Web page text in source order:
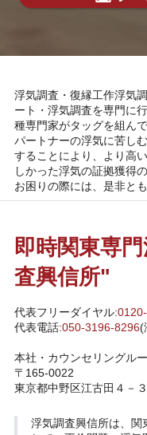
浮気調査・復縁工作浮気
ート・浮気調査を専門に
種専門家がタッグを組ん
パートナーの浮気に苦し
することにより、より高
しかった浮気の証拠獲得
お困りの際には、是非と
即時関東専
査興信所"
代表フリーダイヤル:
代表電話:050-3196-8296(
本社・カウンセリングル
〒165-0022
東京都中野区江古田４－
浮気調査興信所は、関